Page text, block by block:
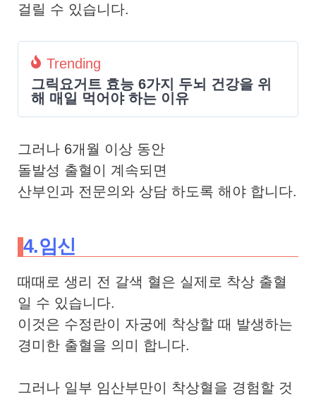
걸릴 수 있습니다.
Trending
그릭요거트 효능 6가지 두뇌 건강을 위
해 매일 먹어야 하는 이유
그러나 6개월 이상 동안
돌발성 출혈이 계속되면
산부인과 전문의와 상담 하도록 해야 합니다.
4.임신
때때로 생리 전 갈색 혈은 실제로 착상 출혈
일 수 있습니다.
이것은 수정란이 자궁에 착상할 때 발생하는
경미한 출혈을 의미 합니다.
그러나 일부 임산부만이 착상혈을 경험할 것